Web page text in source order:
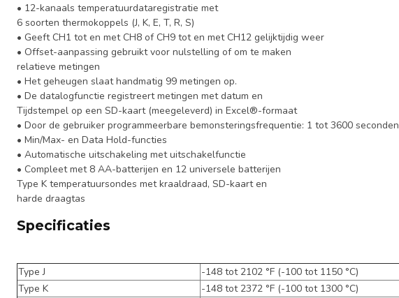
• 12-kanaals temperatuurdataregistratie met
6 soorten thermokoppels (J, K, E, T, R, S)
• Geeft CH1 tot en met CH8 of CH9 tot en met CH12 gelijktijdig weer
• Offset-aanpassing gebruikt voor nulstelling of om te maken
relatieve metingen
• Het geheugen slaat handmatig 99 metingen op.
• De datalogfunctie registreert metingen met datum en
Tijdstempel op een SD-kaart (meegeleverd) in Excel®-formaat
• Door de gebruiker programmeerbare bemonsteringsfrequentie: 1 tot 3600 seconden
• Min/Max- en Data Hold-functies
• Automatische uitschakeling met uitschakelfunctie
• Compleet met 8 AA-batterijen en 12 universele batterijen
Type K temperatuursondes met kraaldraad, SD-kaart en
harde draagtas
Specificaties
Type J
-148 tot 2102 °F (-100 tot 1150 °C)
Type K
-148 tot 2372 °F (-100 tot 1300 °C)